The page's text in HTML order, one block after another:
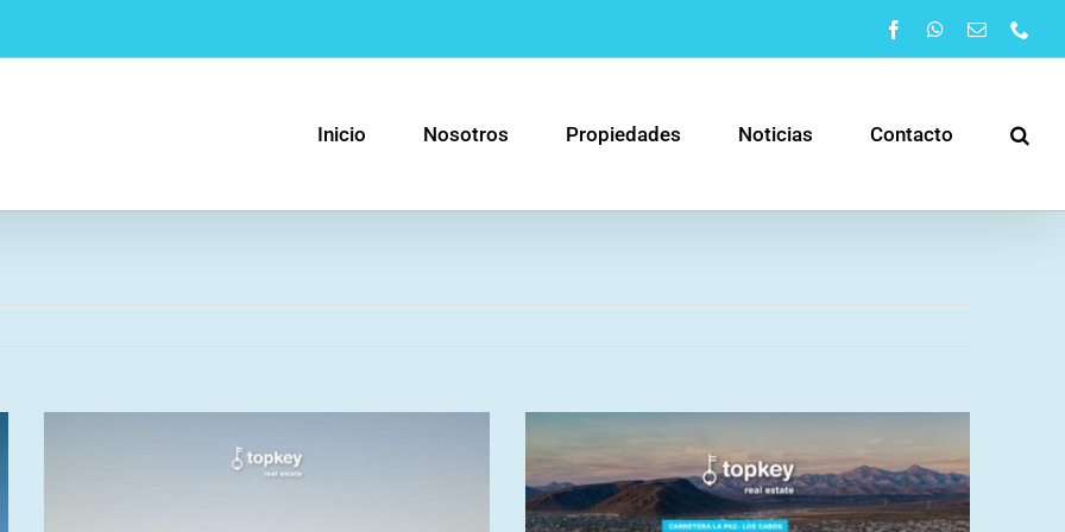
FacebookWhatsApp
Correo
Inicio Nosotros Propiedades Noticias Contacto